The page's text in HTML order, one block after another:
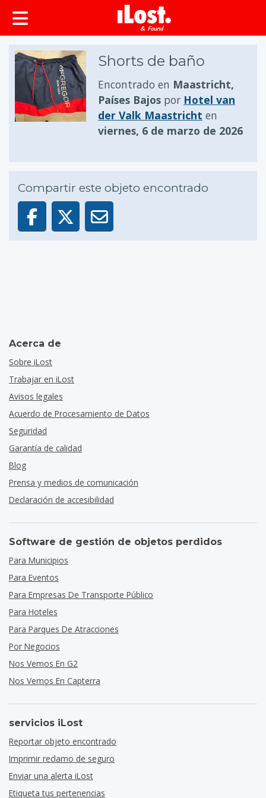
Shorts de baño
Encontrado en Maastricht,
Países Bajos por Hotel van
der Valk Maastricht en
viernes, 6 de marzo de 2026
Compartir este objeto encontrado
Acerca de
Sobre iLost
Trabajar en iLost
Avisos legales
Acuerdo de Procesamiento de Datos
Seguridad
Garantía de calidad
Blog
Prensa y medios de comunicación
Declaración de accesibilidad
Software de gestión de objetos perdidos
Para Municipios
Para Eventos
Para Empresas De Transporte Público
Para Hoteles
Para Parques De Atracciones
Por Negocios
Nos Vemos En G2
Nos Vemos En Capterra
servicios iLost
Reportar objeto encontrado
Imprimir reclamo de seguro
Enviar una alerta iLost
Etiqueta tus pertenencias